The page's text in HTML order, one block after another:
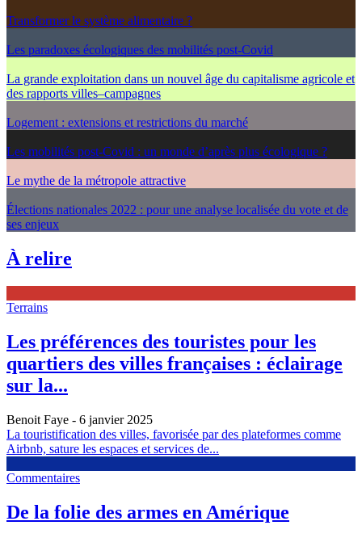
Transformer le système alimentaire ?
Les paradoxes écologiques des mobilités post-Covid
La grande exploitation dans un nouvel âge du capitalisme agricole et
des rapports villes–campagnes
Logement : extensions et restrictions du marché
Les mobilités post-Covid : un monde d’après plus écologique ?
Le mythe de la métropole attractive
Élections nationales 2022 : pour une analyse localisée du vote et de
ses enjeux
À relire
Terrains
Les préférences des touristes pour les
quartiers des villes françaises : éclairage
sur la...
Benoit Faye - 6 janvier 2025
La touristification des villes, favorisée par des plateformes comme
Airbnb, sature les espaces et services de...
Commentaires
De la folie des armes en Amérique